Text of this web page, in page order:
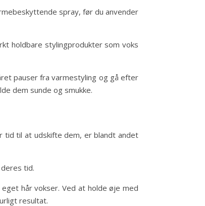
spray, før du anvender
holdbare stylingprodukter som voks
pauser fra varmestyling og gå efter
dem sunde og smukke.
tid til at udskifte dem, er blandt andet
tid.
hår vokser. Ved at holde øje med
resultat.